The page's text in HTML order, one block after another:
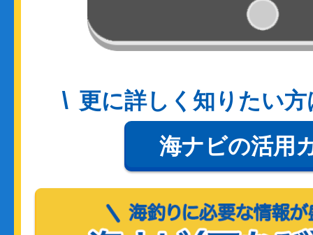
更に詳しく知りたい
海ナビの活用